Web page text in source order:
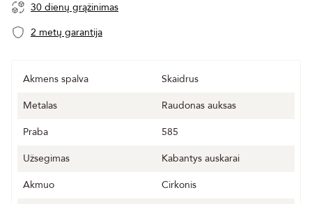
30 dienų grąžinimas
2 metų garantija
Akmens spalva
Skaidrus
Metalas
Raudonas auksas
Praba
585
Užsegimas
Kabantys auskarai
Akmuo
Cirkonis